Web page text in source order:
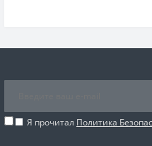
Я прочитал Политика